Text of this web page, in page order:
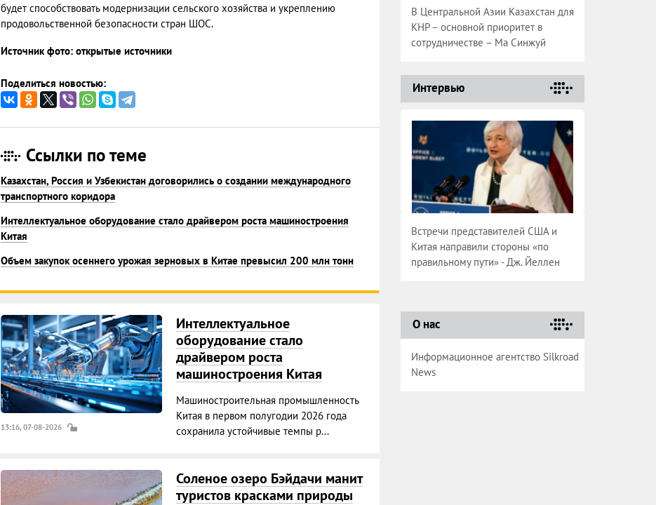
будет способствовать модернизации сельского хозяйства и укреплению
продовольственной безопасности стран ШОС.
Источник фото: открытые источники
Поделиться новостью:
Ссылки по теме
Казахстан, Россия и Узбекистан договорились о создании международного
транспортного коридора
Интеллектуальное оборудование стало драйвером роста машиностроения
Китая
Объем закупок осеннего урожая зерновых в Китае превысил 200 млн тонн
13:16, 07-08-2026
Интеллектуальное
оборудование стало
драйвером роста
машиностроения Китая
Машиностроительная промышленность
Китая в первом полугодии 2026 года
сохранила устойчивые темпы р...
Соленое озеро Бэйдачи манит
туристов красками природы
В Центральной Азии Казахстан для
КНР – основной приоритет в
сотрудничестве – Ма Синжуй
Интервью
Встречи представителей США и
Китая направили стороны «по
правильному пути» - Дж. Йеллен
О нас
Информационное агентство Silkroad
News